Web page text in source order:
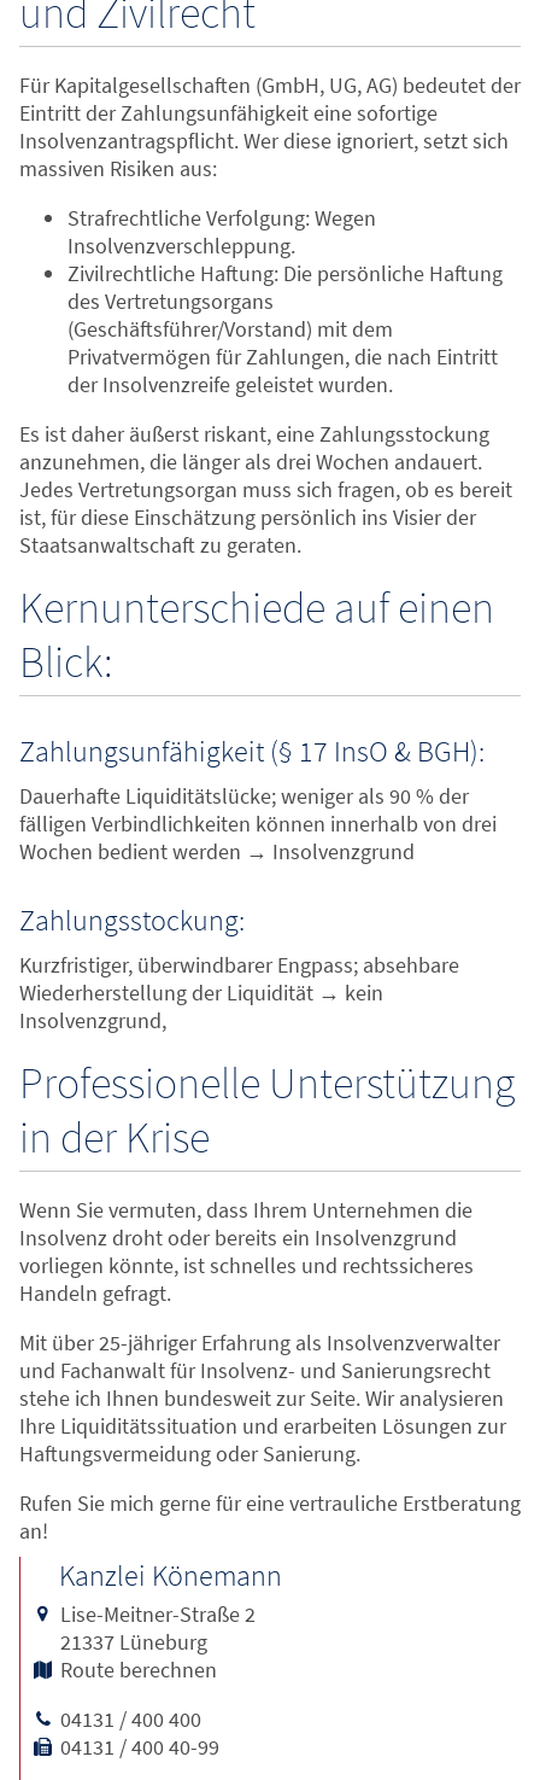
und Zivilrecht
Für Kapitalgesellschaften (GmbH, UG, AG) bedeutet der
Eintritt der Zahlungsunfähigkeit eine sofortige
Insolvenzantragspflicht. Wer diese ignoriert, setzt sich
massiven Risiken aus:
Strafrechtliche Verfolgung: Wegen
Insolvenzverschleppung.
Zivilrechtliche Haftung: Die persönliche Haftung
des Vertretungsorgans
(Geschäftsführer/Vorstand) mit dem
Privatvermögen für Zahlungen, die nach Eintritt
der Insolvenzreife geleistet wurden.
Es ist daher äußerst riskant, eine Zahlungsstockung
anzunehmen, die länger als drei Wochen andauert.
Jedes Vertretungsorgan muss sich fragen, ob es bereit
ist, für diese Einschätzung persönlich ins Visier der
Staatsanwaltschaft zu geraten.
Kernunterschiede auf einen
Blick:
Zahlungsunfähigkeit (§ 17 InsO & BGH):
Dauerhafte Liquiditätslücke; weniger als 90 % der
fälligen Verbindlichkeiten können innerhalb von drei
Wochen bedient werden → Insolvenzgrund
Zahlungsstockung:
Kurzfristiger, überwindbarer Engpass; absehbare
Wiederherstellung der Liquidität → kein
Insolvenzgrund,
Professionelle Unterstützung
in der Krise
Wenn Sie vermuten, dass Ihrem Unternehmen die
Insolvenz droht oder bereits ein Insolvenzgrund
vorliegen könnte, ist schnelles und rechtssicheres
Handeln gefragt.
Mit über 25-jähriger Erfahrung als Insolvenzverwalter
und Fachanwalt für Insolvenz- und Sanierungsrecht
stehe ich Ihnen bundesweit zur Seite. Wir analysieren
Ihre Liquiditätssituation und erarbeiten Lösungen zur
Haftungsvermeidung oder Sanierung.
Rufen Sie mich gerne für eine vertrauliche Erstberatung
an!
Kanzlei Könemann
Lise-Meitner-Straße 2
21337 Lüneburg
Route berechnen
04131 / 400 400
04131 / 400 40-99